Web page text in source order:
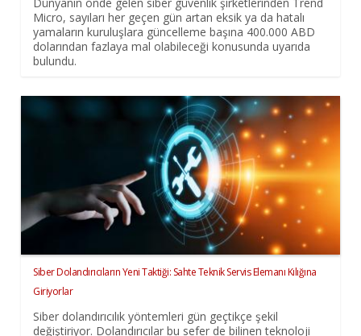
Micro, sayıları her geçen gün artan eksik ya da hatalı
yamaların kuruluşlara güncelleme başına 400.000 ABD
dolarından fazlaya mal olabileceği konusunda uyarıda
bulundu.
Siber Dolandırıcıların Yeni Taktiği: Sahte Teknik Servis Elemanı Kılığına
Giriyorlar
Siber dolandırıcılık yöntemleri gün geçtikçe şekil
değiştiriyor. Dolandırıcılar bu sefer de bilinen teknoloji